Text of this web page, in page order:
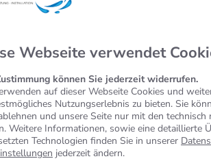
Kostenaufstellung
Komponenten führender Hersteller
Service- und Garantieleistungen
und existierende Systeme für Sie
Webseite verwendet
können Sie jederzeit widerrufen.
auf dieser Webseite Cookies und
Nutzungserlebnis zu bieten. Sie
und unsere Seite nur mit den technisch
Weitere Informationen, sowie eine detaillierte
Technologien finden Sie in unserer
jederzeit ändern.